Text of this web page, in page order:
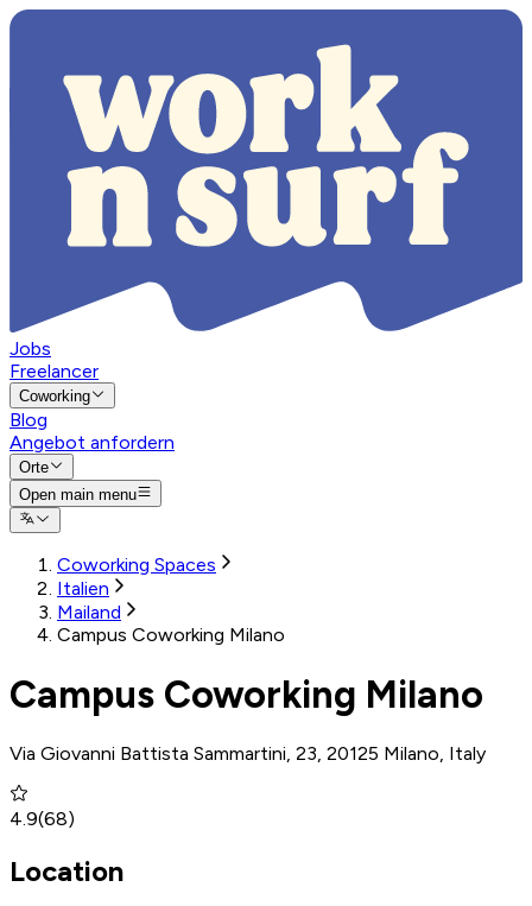
Jobs
Freelancer
Coworking
Blog
Angebot anfordern
Orte
Open main menu
Coworking Spaces
Italien
Mailand
Campus Coworking Milano
Campus Coworking Milano
Via Giovanni Battista Sammartini, 23, 20125 Milano, Italy
4.9(68)
Location